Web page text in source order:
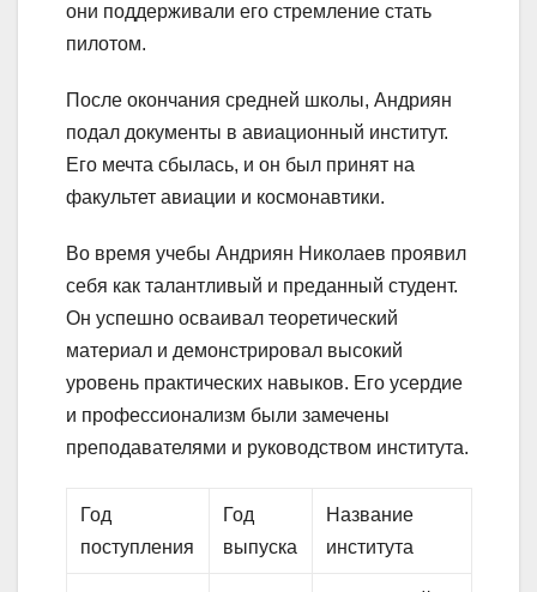
они поддерживали его стремление стать
пилотом.
После окончания средней школы, Андриян
подал документы в авиационный институт.
Его мечта сбылась, и он был принят на
факультет авиации и космонавтики.
Во время учебы Андриян Николаев проявил
себя как талантливый и преданный студент.
Он успешно осваивал теоретический
материал и демонстрировал высокий
уровень практических навыков. Его усердие
и профессионализм были замечены
преподавателями и руководством института.
Год
поступления
Год
выпуска
Название
института